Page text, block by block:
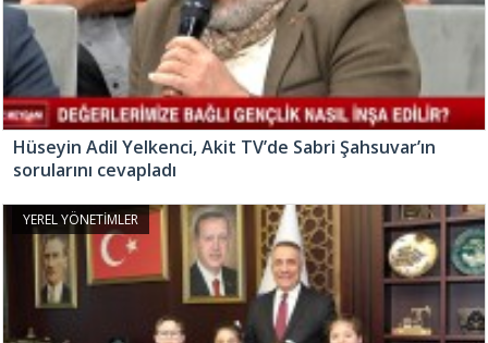
Hüseyin Adil Yelkenci, Akit TV’de Sabri Şahsuvar’ın
sorularını cevapladı
YEREL YÖNETİMLER